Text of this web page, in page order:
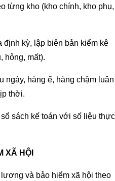
từng kho (kho chính, kho phụ,
định kỳ, lập biên bản kiểm kê
hỏng, mất).
ngày, hàng ế, hàng chậm luân
thời.
sách kế toán với số liệu thực
XÃ HỘI
và bảo hiểm xã hội theo